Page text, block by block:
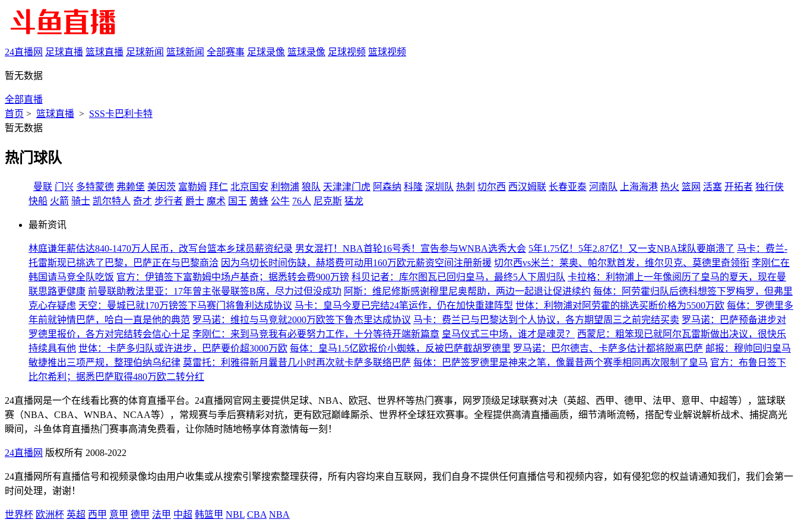
24直播网 足球直播 篮球直播 足球新闻 篮球新闻 全部赛事 足球录像 篮球录像 足球视频 篮球视频
暂无数据
全部直播
首页 > 篮球直播 > SSS卡巴利卡特
暂无数据
热门球队
曼联 门兴 多特蒙德 弗赖堡 美因茨 富勒姆 拜仁 北京国安 利物浦 狼队 天津津门虎 阿森纳 科隆 深圳队 热刺 切尔西 西汉姆联 长春亚泰 河南队 上海海港 热火 篮网 活塞 开拓者 独行侠
快船 火箭 骑士 凯尔特人 奇才 步行者 爵士 魔术 国王 黄蜂 公牛 76人 尼克斯 猛龙
最新资讯
林庭谦年薪估达840-1470万人民币，改写台篮本乡球员薪资纪录 男女混打！NBA首轮16号秀！宣告参与WNBA选秀大会 5年1.75亿！5年2.87亿！又一支NBA球队要崩溃了 马卡：费兰-
托雷斯现已挑选了巴黎，巴萨正在与巴黎商洽 因为乌切长时间伤缺，赫塔费可动用160万欧元薪资空间注册新援 切尔西vs米兰：莱奥、帕尔默首发，维尔贝克、莫德里奇领衔 李刚仁在
韩国请马竞全队吃饭 官方：伊镇签下富勒姆中场卢基奇；据悉转会费900万镑 科贝记者：库尔图瓦已回归皇马，最终5人下周归队 卡拉格：利物浦上一年像阅历了皇马的夏天，现在曼
联思路更健康 前曼联助教法里亚：17年曾主张曼联签B席，尽力过但没成功 阿斯：维尼修斯感谢穆里尼奥帮助，两边一起退让促进续约 每体：阿劳霍归队后德科想签下罗梅罗，但弗里
克心存疑虑 天空：曼城已就170万镑签下马赛门将鲁利达成协议 马卡：皇马今夏已完结24笔运作，仍在加快重建阵型 世体：利物浦对阿劳霍的挑选买断价格为5500万欧 每体：罗德里多
年前就钟情巴萨，哈白一直是他的典范 罗马诺：维拉与马竞就2000万欧签下鲁杰里达成协议 马卡：费兰已与巴黎达到个人协议，各方期望周三之前完结买卖 罗马诺：巴萨预备进步对
罗德里报价，各方对完结转会信心十足 李刚仁：来到马竞我有必要努力工作，十分等待开端新篇章 皇马仪式三中场，谁才是魂灵？
西蒙尼：粗笨现已就阿尔瓦雷斯做出决议，很快乐
持续具有他 世体：卡萨多归队或许进步，巴萨要价超3000万欧 每体：皇马1.5亿欧报价小蜘蛛，反被巴萨截胡罗德里 罗马诺：巴尔德吉、卡萨多估计都将脱离巴萨 邮报：穆帅回归皇马
敏捷推出三项严规，整理伯纳乌纪律 莫雷托：利雅得新月曩昔几小时再次就卡萨多联络巴萨 每体：巴萨签罗德里是神来之笔，像曩昔两个赛季相同再次限制了皇马 官方：布鲁日签下
比尔希利；据悉巴萨取得480万欧二转分红
24直播网是一个在线看比赛的体育直播平台。24直播网官网主要提供足球、NBA、欧冠、世界杯等热门赛事，网罗顶级足球联赛对决（英超、西甲、德甲、法甲、意甲、中超等），篮球联
赛（NBA、CBA、WNBA、NCAA等），常规赛与季后赛精彩对抗，更有欧冠巅峰厮杀、世界杯全球狂欢赛事。全程提供高清直播画质，细节清晰流畅，搭配专业解说解析战术、捕捉高光
瞬间，斗鱼体育直播热门赛事高清免费看，让你随时随地畅享体育激情每一刻！
24直播网 版权所有 2008-2022
24直播网所有直播信号和视频录像均由用户收集或从搜索引擎搜索整理获得，所有内容均来自互联网，我们自身不提供任何直播信号和视频内容，如有侵犯您的权益请通知我们，我们会第一
时间处理，谢谢！
世界杯 欧洲杯 英超 西甲 意甲 德甲 法甲 中超 韩篮甲 NBL CBA NBA